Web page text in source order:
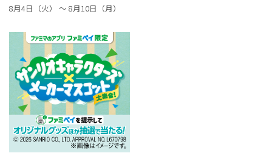
8月4日（火） ～ 8月10日（月）